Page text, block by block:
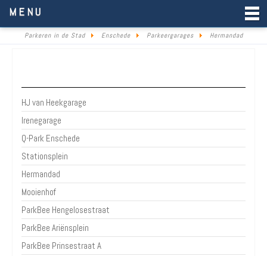
MENU
Parkeren in de Stad Enschede Parkeergarages Hermandad
HJ van Heekgarage
Irenegarage
Q-Park Enschede
Stationsplein
Hermandad
Mooienhof
ParkBee Hengelosestraat
ParkBee Ariënsplein
ParkBee Prinsestraat A